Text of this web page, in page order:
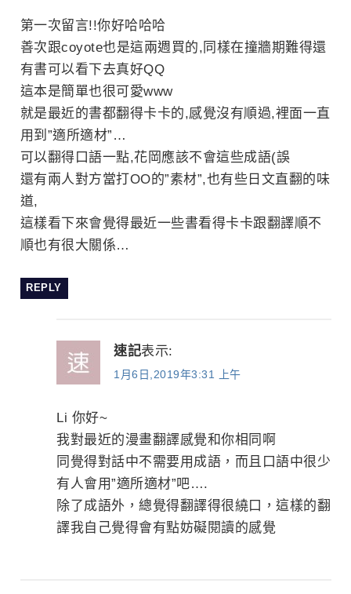
第一次留言!!你好哈哈哈
善次跟coyote也是這兩週買的,同樣在撞牆期難得還
有書可以看下去真好QQ
這本是簡單也很可愛www
就是最近的書都翻得卡卡的,感覺沒有順過,裡面一直
用到”適所適材”…
可以翻得口語一點,花岡應該不會這些成語(誤
還有兩人對方當打OO的”素材”,也有些日文直翻的味
道,
這樣看下來會覺得最近一些書看得卡卡跟翻譯順不
順也有很大關係…
REPLY
速記表示:
1月6日,2019年3:31 上午
Li 你好~
我對最近的漫畫翻譯感覺和你相同啊
同覺得對話中不需要用成語，而且口語中很少
有人會用”適所適材”吧….
除了成語外，總覺得翻譯得很繞口，這樣的翻
譯我自己覺得會有點妨礙閱讀的感覺